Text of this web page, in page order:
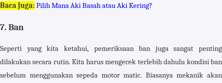
Baca Juga:Pilih Mana Aki Basah atau Aki Kering?
7. Ban
Seperti yang kita ketahui, pemeriksaan ban juga sangat penting
dilakukan secara rutin. Kita harus mengecek terlebih dahulu kondisi ban
sebelum menggunakan sepeda motor matic. Biasanya mekanik akan